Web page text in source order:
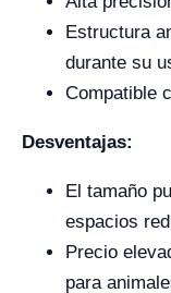
Estructura
durante su
Compatible
Desventajas:
El tamaño
espacios
Precio
para